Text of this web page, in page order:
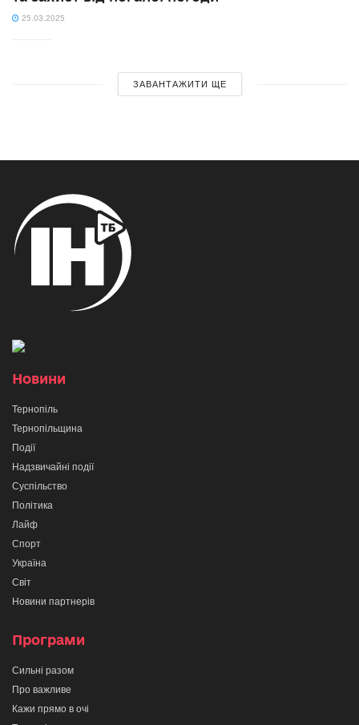
25.03.2025
ЗАВАНТАЖИТИ ЩЕ
Новини
Тернопіль
Тернопільщина
Події
Надзвичайні події
Суспільство
Політика
Лайф
Спорт
Україна
Світ
Новини партнерів
Програми
Сильні разом
Про важливе
Кажи прямо в очі